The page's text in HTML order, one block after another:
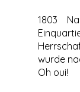
1803
wurde
Oh oui!